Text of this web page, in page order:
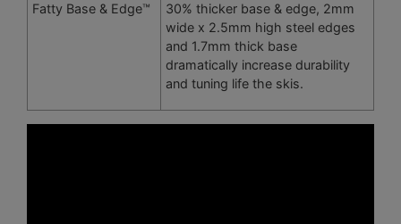
Fatty Base & Edge™
30% thicker base & edge, 2mm
wide x 2.5mm high steel edges
and 1.7mm thick base
dramatically increase durability
and tuning life the skis.